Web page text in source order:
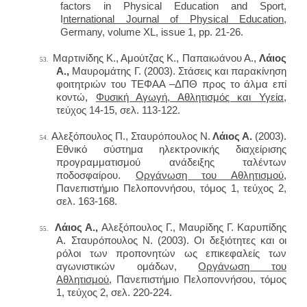
factors in Physical Education and Sport,
nternational Journal of Physical Education,
Germany, volume XL, issue 1, pp. 21-26.
53. Μαρτινίδης Κ., Αμούτζας Κ., Παπαιωάνου Α.,Λάιος
Α., Μαυρομάτης Γ. (2003). Στάσεις και παρακίνηση
φοιτητριών του ΤΕΦΑΑ –ΔΠΘ προς το άλμα επί
κοντώ, Φυσική Αγωγή, Αθλητισμός και Υγεία,
τεύχος 14-15, σελ. 113-122.
54. Αλεξόπουλος Π., Σταυρόπουλος Ν. Λάιος Α. (2003).
Εθνικό σύστημα ηλεκτρονικής διαχείρισης
προγραμματισμού ανάδειξης ταλέντων
ποδοσφαίρου. Οργάνωση του Αθλητισμού,
Πανεπιστήμιο Πελοποννήσου, τόμος 1, τεύχος 2,
σελ. 163-168.
55. Λάιος Α., Αλεξόπουλος Γ., Μαυρίδης Γ. Καρυπίδης
Α. Σταυρόπουλος Ν. (2003). Οι δεξιότητες και οι
ρόλοι των προπονητών ως επικεφαλείς των
αγωνιστικών ομάδων,Οργάνωση του
Αθλητισμού, Πανεπιστήμιο Πελοποννήσου, τόμος
1, τεύχος 2, σελ. 220-224.